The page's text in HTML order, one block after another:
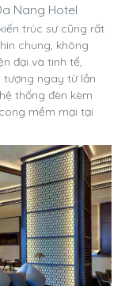
Nang Hotel
trúc sư cũng rất
chung, không
đại và tinh tế,
ngay từ lần
thống đèn kèm
mềm mại tại